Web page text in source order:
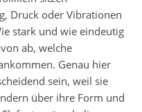
Druck oder Vibrationen
stark und wie eindeutig
ab, welche
Genau hier
sein, weil sie
über ihre Form und